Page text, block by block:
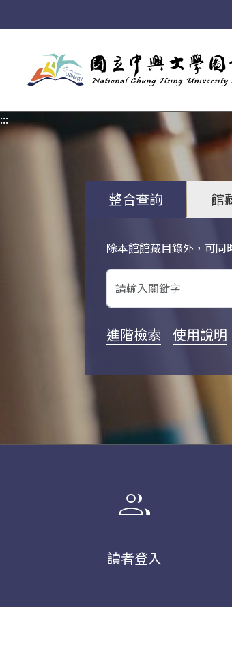
:::
整合查詢 館
除本館館藏目錄外，可同
關鍵字搜尋
進階檢索 使用說明
group
讀者登入